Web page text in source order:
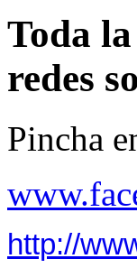
Toda
redes
Pincha
http://